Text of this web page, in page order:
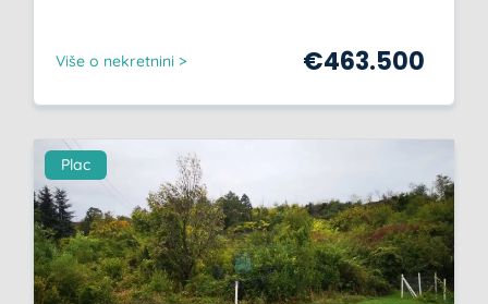
Više o nekretnini > €463.500
Plac